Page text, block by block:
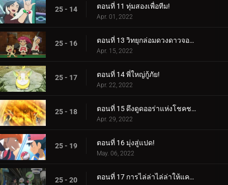
25 - 14 ตอนที่ 11 ทุ่มสองเพื่อทีม!
Apr. 01, 2022
25 - 16 ตอนที่ 13 วิทยุกล่อมดวงดาวจอมซน!
Apr. 15, 2022
25 - 17 ตอนที่ 14 พี่ใหญ่กู้ภัย!
Apr. 22, 2022
25 - 18 ตอนที่ 15 ดึงดูดออร่าแห่งโชคชะตา!
Apr. 29, 2022
25 - 19 ตอนที่ 16 มุ่งสู่แปด!
May. 06, 2022
25 - 20 ตอนที่ 17 การไล่ล่าไล่ล่าให้แคบลง!